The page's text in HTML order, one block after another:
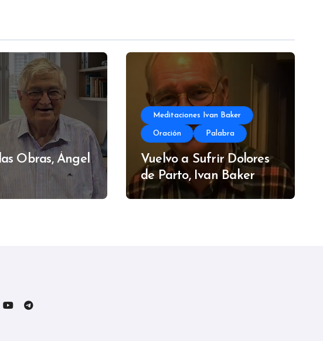
Obras, Ángel
Meditaciones Ivan Baker
Oración Palabra
Vuelvo a Sufrir Dolores
de Parto, Ivan Baker